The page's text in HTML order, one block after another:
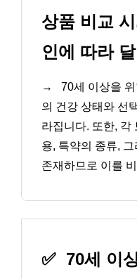
상품 비교
인에 따라
→
70세 이상을
의 건강 상태와 선
라집니다. 또한, 각
용, 특약의 종류,
존재하므로 이를
✅ 70세 이